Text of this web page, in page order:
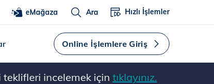
eMağaza Ara Hızlı İşlemler
Online İşlemlere Giriş
teklifleri incelemek için tıklayınız.